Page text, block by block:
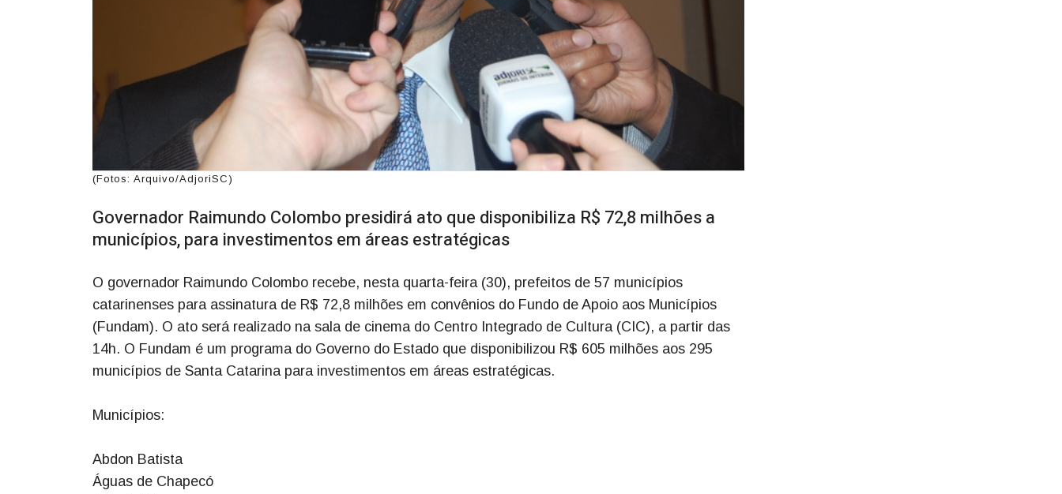
(Fotos: Arquivo/AdjoriSC)
Governador Raimundo Colombo presidirá ato que disponibiliza R$ 72,8 milhões a
municípios, para investimentos em áreas estratégicas
O governador Raimundo Colombo recebe, nesta quarta-feira (30), prefeitos de 57 municípios
catarinenses para assinatura de R$ 72,8 milhões em convênios do Fundo de Apoio aos Municípios
(Fundam). O ato será realizado na sala de cinema do Centro Integrado de Cultura (CIC), a partir das
14h. O Fundam é um programa do Governo do Estado que disponibilizou R$ 605 milhões aos 295
municípios de Santa Catarina para investimentos em áreas estratégicas.
Municípios:
Abdon Batista
Águas de Chapecó